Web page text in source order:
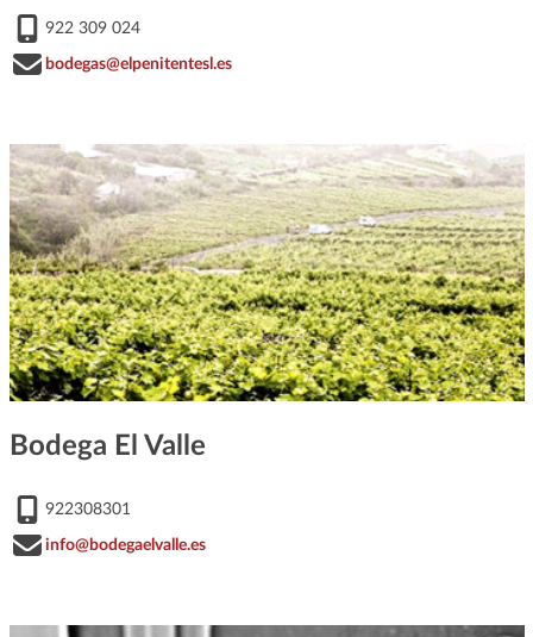
922 309 024
bodegas@elpenitentesl.es
Bodega El Valle
922308301
info@bodegaelvalle.es